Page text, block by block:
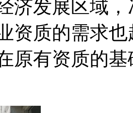
济发展区域
资质的需求
原有资质的